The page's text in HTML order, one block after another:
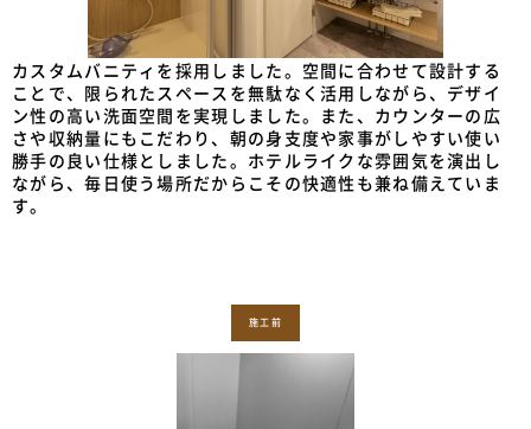
カスタムバニティを採用しました。空間に合わせて設計する
ことで、限られたスペースを無駄なく活用しながら、デザイ
ン性の高い洗面空間を実現しました。また、カウンターの広
さや収納量にもこだわり、朝の身支度や家事がしやすい使い
勝手の良い仕様としました。ホテルライクな雰囲気を演出し
ながら、毎日使う場所だからこその快適性も兼ね備えていま
す。
施工前